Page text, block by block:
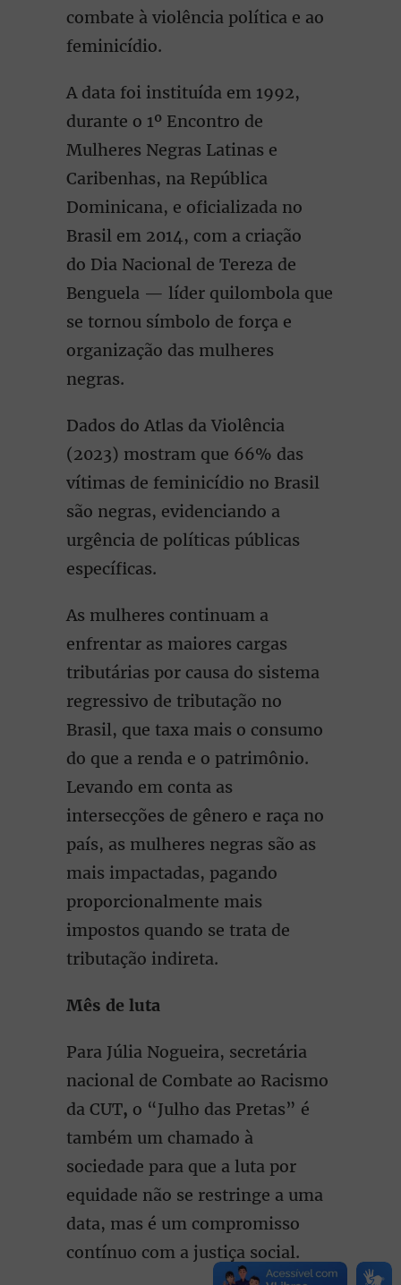
combate à violência política e ao
feminicídio.
A data foi instituída em 1992,
durante o 1º Encontro de
Mulheres Negras Latinas e
Caribenhas, na República
Dominicana, e oficializada no
Brasil em 2014, com a criação
do Dia Nacional de Tereza de
Benguela — líder quilombola que
se tornou símbolo de força e
organização das mulheres
negras.
Dados do Atlas da Violência
(2023) mostram que 66% das
vítimas de feminicídio no Brasil
são negras, evidenciando a
urgência de políticas públicas
específicas.
As mulheres continuam a
enfrentar as maiores cargas
tributárias por causa do sistema
regressivo de tributação no
Brasil, que taxa mais o consumo
do que a renda e o patrimônio.
Levando em conta as
intersecções de gênero e raça no
país, as mulheres negras são as
mais impactadas, pagando
proporcionalmente mais
impostos quando se trata de
tributação indireta.
Mês de luta
Para Júlia Nogueira, secretária
nacional de Combate ao Racismo
da CUT, o “Julho das Pretas” é
também um chamado à
sociedade para que a luta por
equidade não se restringe a uma
data, mas é um compromisso
contínuo com a justiça social.